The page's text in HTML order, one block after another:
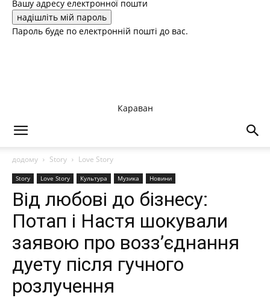
Вашу адресу електронної пошти
Пароль буде по електронній пошті до вас.
Караван
додому Story Love Story
Story Love Story Культура Музика Новини
Від любові до бізнесу:
Потап і Настя шокували
заявою про возз’єднання
дуету після гучного
розлучення